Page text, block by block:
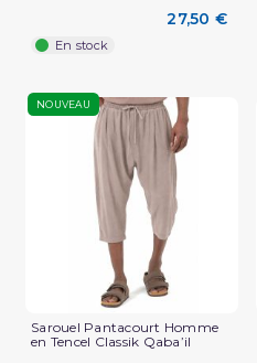
27,50 €
En stock
NOUVEAU
Sarouel Pantacourt Homme
en Tencel Classik Qaba’il